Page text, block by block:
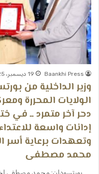
Baankhi Press 19 ديسمبر، 2025
وزير الداخلية من
الولايات المحررة
إدانات واسعة
وتعهدات برعاية أسر
محمد مصطفى